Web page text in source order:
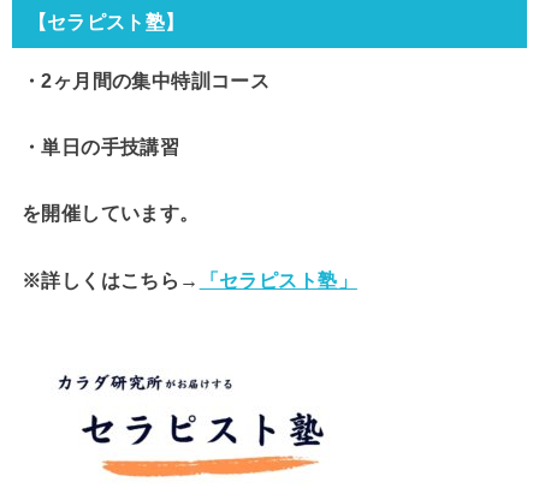
【セラピスト塾】
・2ヶ月間の集中特訓コース
・単日の手技講習
を開催しています。
※詳しくはこちら→ 「セラピスト塾」